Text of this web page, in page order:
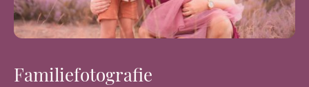
Familiefotografie